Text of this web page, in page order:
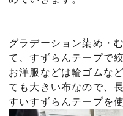
グラデーション染め・
て、すずらんテープで
お洋服などは輪ゴムな
ても大きい布なので、
すいすずらんテープを